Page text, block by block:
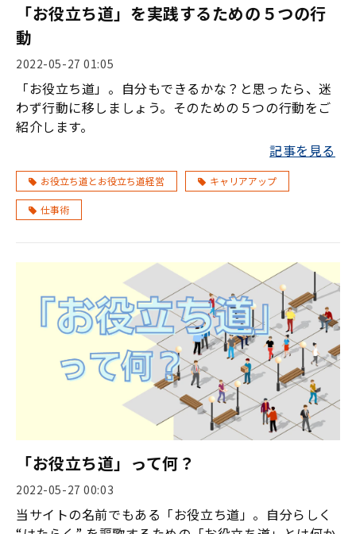
「お役立ち道」を実践するための５つの行
動
2022-05-27 01:05
「お役立ち道」。自分もできるかな？と思ったら、迷
わず行動に移しましょう。そのための５つの行動をご
紹介します。
記事を見る
お役立ち道とお役立ち道経営 キャリアアップ
仕事術
「お役立ち道」って何？
2022-05-27 00:03
当サイトの名前でもある「お役立ち道」。自分らしく